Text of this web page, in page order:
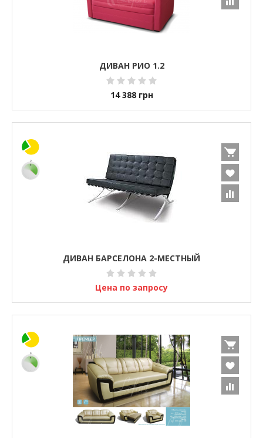
ДИВАН РИО 1.2
14 388 грн
ДИВАН БАРСЕЛОНА 2-МЕСТНЫЙ
Цена по запросу